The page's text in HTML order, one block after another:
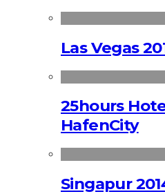
Las Vegas
25hours
HafenCity
Singapur